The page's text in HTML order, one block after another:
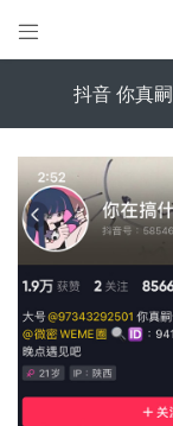

抖音 你真